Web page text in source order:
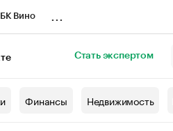
Вино
Стать экспертом
Финансы Недвижимость